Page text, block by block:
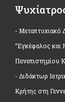
- Μεταπτυχιακό
“Εγκέφαλος και
Πανεπιστημίου
- Διδάκτωρ
Κρήτης στη